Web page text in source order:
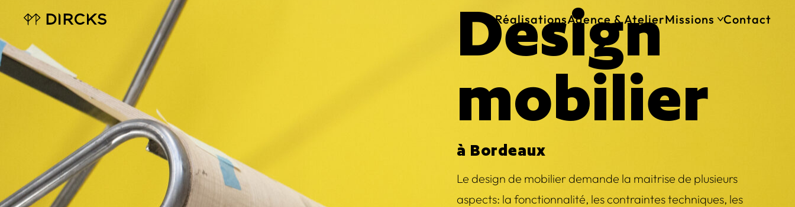
RéalisationsAgence & AtelierMissions
Branding
Contact
Design
mobilier
à Bordeaux
Le design de mobilier demande la maitrise de plusieurs
aspects: la fonctionnalité, les contraintes techniques, les